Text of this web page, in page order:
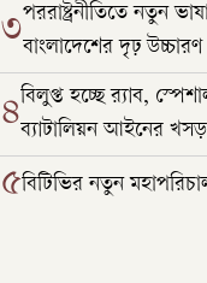
৩পররাষ্ট্রনীতিতে নতুন
বাংলাদেশের দৃঢ় উচ্চারণ
৪বিলুপ্ত হচ্ছে র‍্যাব,
ব্যাটালিয়ন আইনের
৫বিটিভির নতুন